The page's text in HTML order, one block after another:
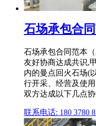
石场承包合
石场承包合同范本
友好协商达成共识,
内的曼点回火石场(
行开采、经营及使
双方达成以下几点
联系电话: 180 3780